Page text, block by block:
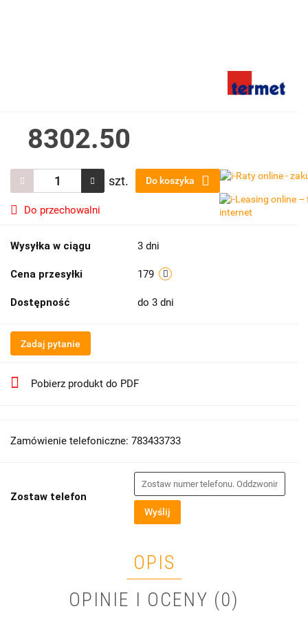
8302.50
szt. Do koszyka
Do przechowalni
Wysyłka w ciągu 3 dni
Cena przesyłki 179
Dostępność do 3 dni
Zadaj pytanie
Pobierz produkt do PDF
Zamówienie telefoniczne: 783433733
Zostaw telefon
Wyślij
OPIS
OPINIE I OCENY (0)